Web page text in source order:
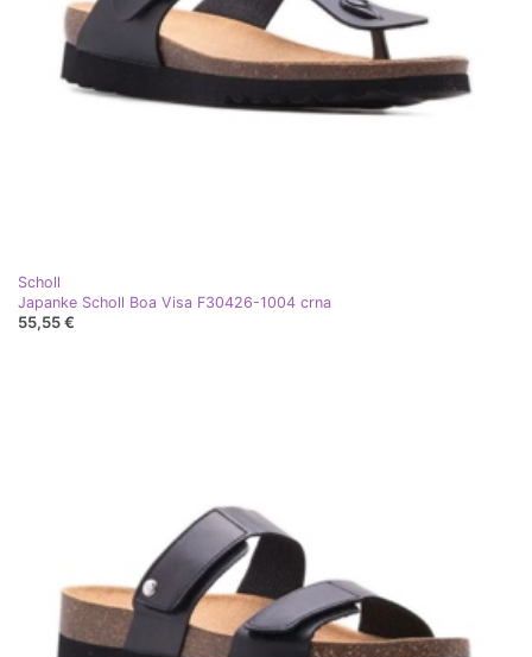
Scholl
Japanke Scholl Boa Visa F30426-1004 crna
55,55 €